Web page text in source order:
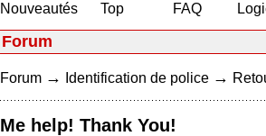
Nouveautés
Top
FAQ
Forum
Forum → Identification de police →
Me help! Thank You!